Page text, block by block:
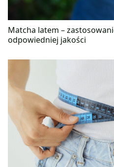
Matcha latem –
odpowiedniej jakości